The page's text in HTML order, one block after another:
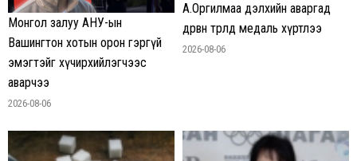
Монгол залуу АНУ-ын
Вашингтон хотын орон гэргүй
эмэгтэйг хүчирхийлэгчээс
аварчээ
2026-08-06
А.Оргилмаа дэлхийн аваргад
дөрвөн төрөлд медаль хүртлээ
2026-08-06